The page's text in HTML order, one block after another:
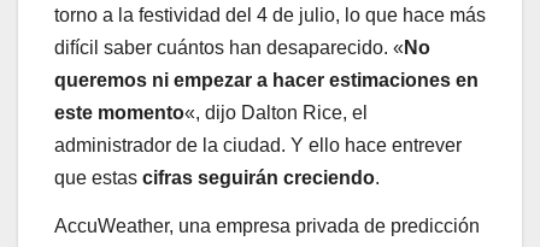
torno a la festividad del 4 de julio, lo que hace más
difícil saber cuántos han desaparecido. « No
queremos ni empezar a hacer estimaciones en
este momento«, dijo Dalton Rice, el
administrador de la ciudad. Y ello hace entrever
que estas cifras seguirán creciendo.
AccuWeather, una empresa privada de predicción